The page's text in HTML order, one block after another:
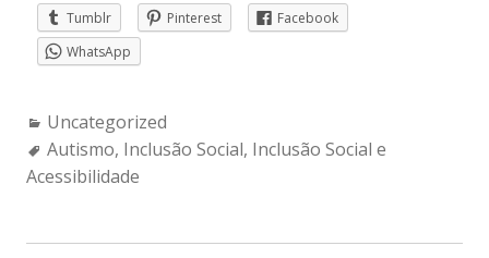
Tumblr
Pinterest
Facebook
WhatsApp
Categories:
Uncategorized
Tags:
Autismo, Inclusão Social, Inclusão Social e
Acessibilidade